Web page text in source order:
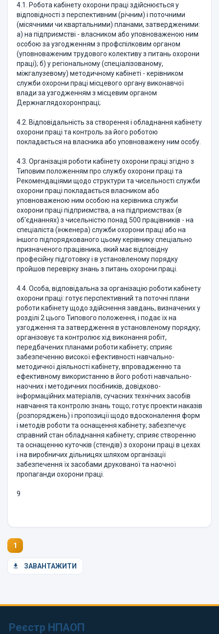
4.1. Робота кабінету охорони праці здійснюється у
відповідності з перспективним (річним) і поточними
(місячними чи квартальними) планами, затвердженими:
а) на підприємстві - власником або уповноваженою ним
особою за узгодженням з профспілковим органом
(уповноваженим трудового колективу з питань охорони
праці); б) у регіональному (спеціалізованому,
міжгалузевому) методичному кабінеті - керівником
служби охорони праці місцевого органу виконавчої
влади за узгодженням з місцевим органом
Держнаглядохоронпраці;
4.2. Відповідальність за створення і обладнання кабінету
охорони праці та контроль за його роботою
покладається на власника або уповноважену ним особу.
4.3. Організація роботи кабінету охорони праці згідно з
Типовим положенням про службу охорони праці та
Рекомендаціями щодо структури та чисельності служби
охорони праці покладається власником або
уповноваженою ним особою на керівника служби
охорони праці підприємства, а на підприємствах (в
об'єднаннях) з чисельністю понад 500 працівників - на
спеціаліста (інженера) служби охорони праці або на
іншого підпорядкованого цьому керівнику спеціально
призначеного працівника, який має відповідну
професійну підготовку і в установленому порядку
пройшов перевірку знань з питань охорони праці.
4.4. Особа, відповідальна за організацію роботи кабінету
охорони праці: готує перспективний та поточні плани
роботи кабінету щодо здійснення завдань, визначених у
розділі 2 цього Типового положення, і подає їх на
узгодження та затвердження в установленому порядку;
організовує та контролює хід виконання робіт,
передбачених планами роботи кабінету; сприяє
забезпеченню високої ефективності навчально-
методичної діяльності кабінету, впровадженню та
ефективному використанню в його роботі навчально-
наочних і методичних посібників, довідково-
інформаційних матеріалів, сучасних технічних засобів
навчання та контролю знань тощо; готує проекти наказів
(розпоряджень) і пропозиції щодо вдосконалення форм
і методів роботи та оснащення кабінету; забезпечує
справний стан обладнання кабінету; сприяє створенню
та оснащенню куточків (стендів) з охорони праці в цехах
і на виробничих дільницях шляхом організації
забезпечення їх засобами друкованої та наочної
пропаганди охорони праці.
9
1
ЗАВАНТАЖИТИ
Реєстр НПАОП